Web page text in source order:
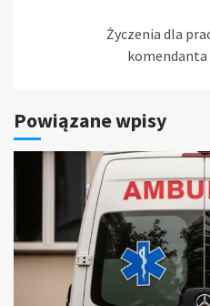
Życzenia dla
komendanta
Powiązane wpisy